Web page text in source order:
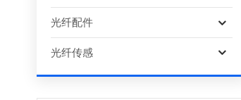
光纤配件
光纤传感